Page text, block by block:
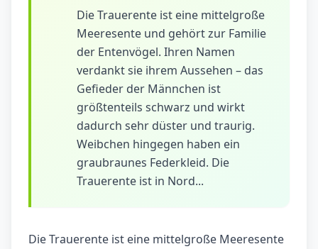
Die Trauerente ist eine mittelgroße
Meeresente und gehört zur Familie
der Entenvögel. Ihren Namen
verdankt sie ihrem Aussehen – das
Gefieder der Männchen ist
größtenteils schwarz und wirkt
dadurch sehr düster und traurig.
Weibchen hingegen haben ein
graubraunes Federkleid. Die
Trauerente ist in Nord...
Die Trauerente ist eine mittelgroße Meeresente